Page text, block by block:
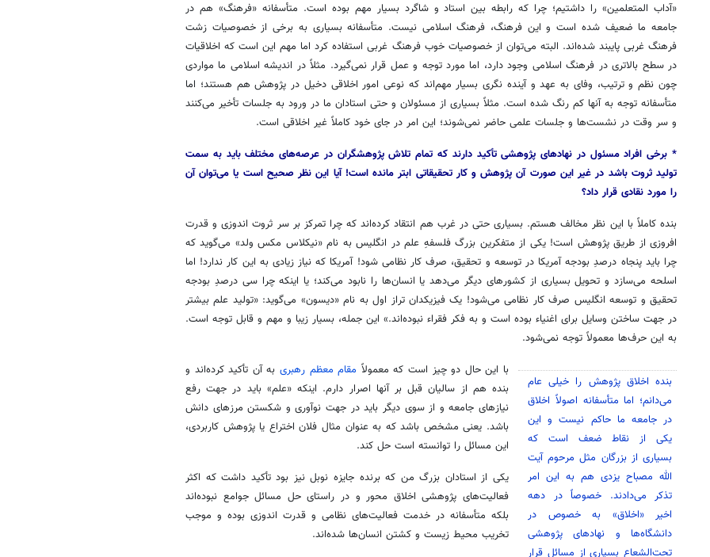
«آداب المتعلمین» را داشتیم؛ چرا که رابطه بین استاد و شاگرد بسیار مهم بوده است. متأسفانه «فرهنگ» هم در
جامعه ما ضعیف شده است و این فرهنگ، فرهنگ اسلامی نیست. متأسفانه بسیاری به برخی از خصوصیات زشت
فرهنگ غربی پایبند شده‌اند. البته می‌توان از خصوصیات خوب فرهنگ غربی استفاده کرد اما مهم این است که اخلاقیات
در سطح بالاتری در فرهنگ اسلامی وجود دارد، اما مورد توجه و عمل قرار نمی‌گیرد. مثلاً در اندیشه اسلامی ما مواردی
چون نظم و ترتیب، وفای به عهد و آینده نگری بسیار مهم‌اند که نوعی امور اخلاقی دخیل در پژوهش هم هستند؛ اما
متأسفانه توجه به آنها کم رنگ شده است. مثلاً بسیاری از مسئولان و حتی استادان ما در ورود به جلسات تأخیر می‌کنند
و سر وقت در نشست‌ها و جلسات علمی حاضر نمی‌شوند؛ این امر در جای خود کاملاً غیر اخلاقی است.
* برخی افراد مسئول در نهادهای پژوهشی تأکید دارند که تمام تلاش پژوهشگران در عرصه‌های مختلف باید به سمت
تولید ثروت باشد در غیر این صورت آن پژوهش و کار تحقیقاتی ابتر مانده است! آیا این نظر صحیح است یا می‌توان آن
را مورد نقادی قرار داد؟
بنده کاملاً با این نظر مخالف هستم. بسیاری حتی در غرب هم انتقاد کرده‌اند که چرا تمرکز بر سر ثروت اندوزی و قدرت
افروزی از طریق پژوهش است! یکی از متفکرین بزرگ فلسفهِ علم در انگلیس به نام «نیکلاس مکس ولد» می‌گوید که
چرا باید پنجاه درصدِ بودجه آمریکا در توسعه و تحقیق، صرف کار نظامی شود! آمریکا که نیاز زیادی به این کار ندارد! اما
اسلحه می‌سازد و تحویل بسیاری از کشورهای دیگر می‌دهد یا انسان‌ها را نابود می‌کند؛ یا اینکه چرا سی درصدِ بودجه
تحقیق و توسعه انگلیس صرف کار نظامی می‌شود! یک فیزیکدان تراز اول به نام «دیسون» می‌گوید: «تولید علم بیشتر
در جهت ساختن وسایل برای اغنیاء بوده است و به فکر فقراء نبوده‌اند.» این جمله، بسیار زیبا و مهم و قابل توجه است.
به این حرف‌ها معمولاً توجه نمی‌شود.
بنده اخلاق پژوهش را خیلی عام
می‌دانم؛ اما متأسفانه اصولاً اخلاق
در جامعه ما حاکم نیست و این
یکی از نقاط ضعف است که
بسیاری از بزرگان مثل مرحوم آیت
الله مصباح یزدی هم به این امر
تذکر می‌دادند. خصوصاً در دهه
اخیر «اخلاق» به خصوص در
دانشگاه‌ها و نهادهای پژوهشی
تحت‌الشعاع بسیاری از مسائل قرار
با این حال دو چیز است که معمولاً مقام معظم رهبریبه آن تأکید کرده‌اند و
بنده هم از سالیان قبل بر آنها اصرار دارم. اینکه «علم» باید در جهت رفع
نیازهای جامعه و از سوی دیگر باید در جهت نوآوری و شکستن مرزهای دانش
باشد. یعنی مشخص باشد که به عنوان مثال فلان اختراع یا پژوهش کاربردی،
این مسائل را توانسته است حل کند.
یکی از استادان بزرگ من که برنده جایزه نوبل نیز بود تأکید داشت که اکثر
فعالیت‌های پژوهشی اخلاق محور و در راستای حل مسائل جوامع نبوده‌اند
بلکه متأسفانه در خدمت فعالیت‌های نظامی و قدرت اندوزی بوده و موجب
تخریب محیط زیست و کشتن انسان‌ها شده‌اند.